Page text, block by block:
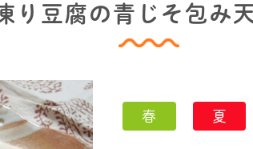
り豆腐の青じそ包み
春 夏